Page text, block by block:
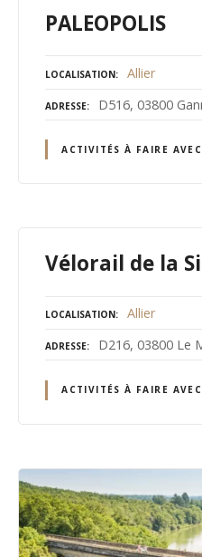
PALEOPOLIS
LOCALISATION Allier
ADRESSE D516, 03800
ACTIVITÉS À FAIRE
Vélorail de la
LOCALISATION Allier
ADRESSE D216, 03800 Le
ACTIVITÉS À FAIRE